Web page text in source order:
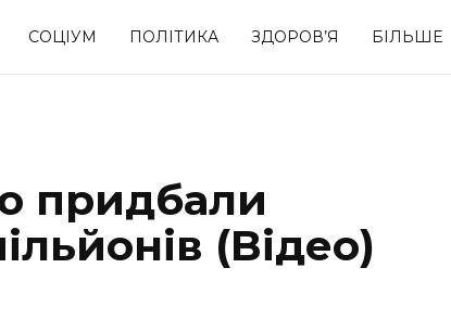
СОЦІУМ ПОЛІТИКА ЗДОРОВ’Я БІЛЬШЕ
Спорт
придбали
(Відео)